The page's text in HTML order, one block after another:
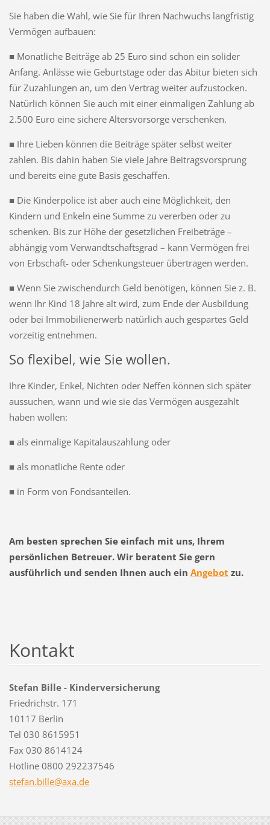
Sie haben die Wahl, wie Sie für Ihren Nachwuchs langfristig
Vermögen aufbauen:
■ Monatliche Beiträge ab 25 Euro sind schon ein solider
Anfang. Anlässe wie Geburtstage oder das Abitur bieten sich
für Zuzahlungen an, um den Vertrag weiter aufzustocken.
Natürlich können Sie auch mit einer einmaligen Zahlung ab
2.500 Euro eine sichere Altersvorsorge verschenken.
■ Ihre Lieben können die Beiträge später selbst weiter
zahlen. Bis dahin haben Sie viele Jahre Beitragsvorsprung
und bereits eine gute Basis geschaffen.
■ Die Kinderpolice ist aber auch eine Möglichkeit, den
Kindern und Enkeln eine Summe zu vererben oder zu
schenken. Bis zur Höhe der gesetzlichen Freibeträge –
abhängig vom Verwandtschaftsgrad – kann Vermögen frei
von Erbschaft- oder Schenkungsteuer übertragen werden.
■ Wenn Sie zwischendurch Geld benötigen, können Sie z. B.
wenn Ihr Kind 18 Jahre alt wird, zum Ende der Ausbildung
oder bei Immobilienerwerb natürlich auch gespartes Geld
vorzeitig entnehmen.
So flexibel, wie Sie wollen.
Ihre Kinder, Enkel, Nichten oder Neffen können sich später
aussuchen, wann und wie sie das Vermögen ausgezahlt
haben wollen:
■ als einmalige Kapitalauszahlung oder
■ als monatliche Rente oder
■ in Form von Fondsanteilen.
Am besten sprechen Sie einfach mit uns, Ihrem
persönlichen Betreuer. Wir beratent Sie gern
ausführlich und senden Ihnen auch ein Angebot zu.
Kontakt
Stefan Bille - Kinderversicherung
Friedrichstr. 171
10117 Berlin
Tel 030 8615951
Fax 030 8614124
Hotline 0800 292237546
stefan.bille@axa.de